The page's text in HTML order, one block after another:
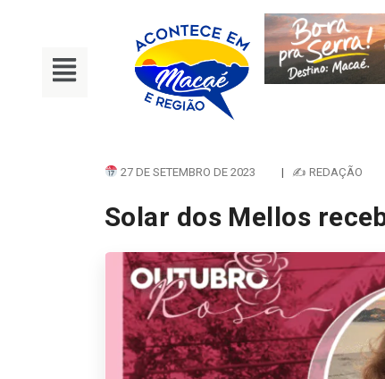
27 DE SETEMBRO DE 2023 | ✍ REDAÇÃO
Solar dos Mellos